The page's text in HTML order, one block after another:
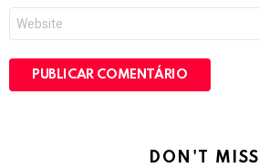
DON'T MISS